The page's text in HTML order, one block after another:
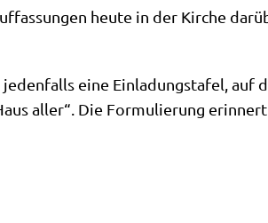
heu­te in der Kir­che
eine Ein­la­dungs­ta­fel, auf
aller“. Die For­mu­lie­rung